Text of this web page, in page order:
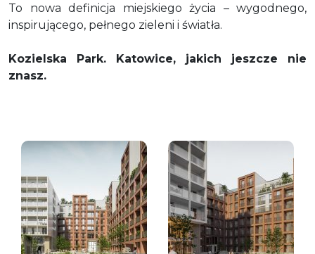
To nowa definicja miejskiego życia – wygodnego,
inspirującego, pełnego zieleni i światła.
Kozielska Park. Katowice, jakich jeszcze nie
znasz.